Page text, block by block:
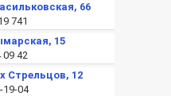
66
741
15
09 42
Стрельцов, 12
19-04